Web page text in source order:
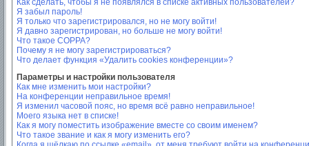
Как сделать, чтобы я не появлялся в списке активных пользователей?
Я забыл пароль!
Я только что зарегистрировался, но не могу войти!
Я давно зарегистрирован, но больше не могу войти!
Что такое COPPA?
Почему я не могу зарегистрироваться?
Что делает функция «Удалить cookies конференции»?
Параметры и настройки пользователя
Как мне изменить мои настройки?
На конференции неправильное время!
Я изменил часовой пояс, но время всё равно неправильное!
Моего языка нет в списке!
Как я могу поместить изображение вместе со своим именем?
Что такое звание и как я могу изменить его?